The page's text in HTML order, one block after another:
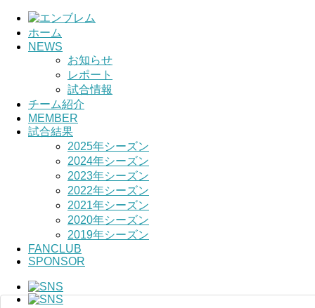
ホーム
NEWS
お知らせ
レポート
試合情報
チーム紹介
MEMBER
試合結果
2025年シーズン
2024年シーズン
2023年シーズン
2022年シーズン
2021年シーズン
2020年シーズン
2019年シーズン
FANCLUB
SPONSOR